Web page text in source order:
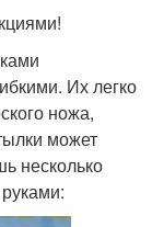
Их легко
ножа,
может
несколько